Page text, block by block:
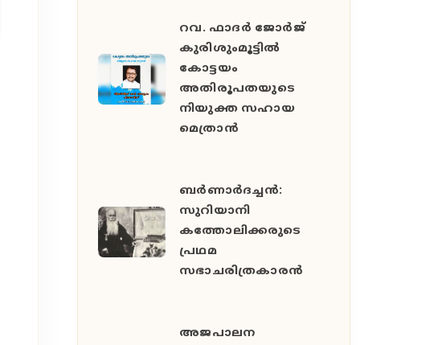
റവ. ഫാദർ ജോർജ്
കുരിശുംമൂട്ടിൽ
കോട്ടയം
അതിരൂപതയുടെ
നിയുക്ത സഹായ
മെത്രാൻ
ബർണാർദച്ചൻ:
സുറിയാനി
കത്തോലിക്കരുടെ
പ്രഥമ
സഭാചരിത്രകാരൻ
അജപാലന